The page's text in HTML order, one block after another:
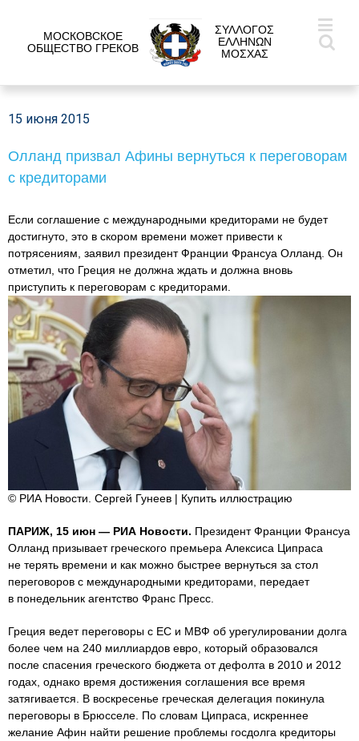
МОСКОВСКОЕ
ОБЩЕСТВО ГРЕКОВ
ΣΥΛΛΟΓΟΣ
ΕΛΛΗΝΩΝ
ΜΟΣΧΑΣ
15 июня 2015
Олланд призвал Афины вернуться к переговорам
с кредиторами
Если соглашение с международными кредиторами не будет
достигнуто, это в скором времени может привести к
потрясениям, заявил президент Франции Франсуа Олланд. Он
отметил, что Греция не должна ждать и должна вновь
приступить к переговорам с кредиторами.
© РИА Новости. Сергей Гунеев | Купить иллюстрацию
ПАРИЖ, 15 июн — РИА Новости. Президент Франции Франсуа
Олланд призывает греческого премьера Алексиса Ципраса
не терять времени и как можно быстрее вернуться за стол
переговоров с международными кредиторами, передает
в понедельник агентство Франс Пресс.
Греция ведет переговоры с ЕС и МВФ об урегулировании долга
более чем на 240 миллиардов евро, который образовался
после спасения греческого бюджета от дефолта в 2010 и 2012
годах, однако время достижения соглашения все время
затягивается. В воскресенье греческая делегация покинула
переговоры в Брюсселе. По словам Ципраса, искреннее
желание Афин найти решение проблемы госдолга кредиторы